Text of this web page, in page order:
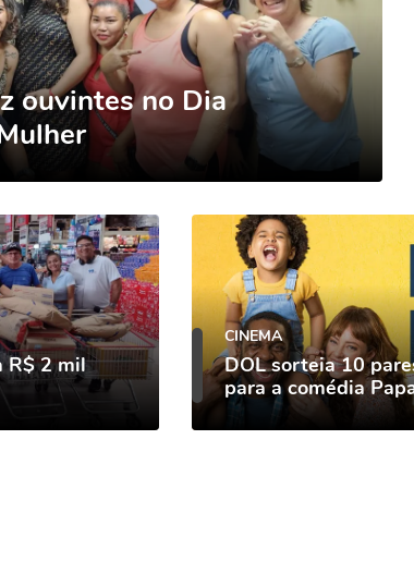
ouvintes no Dia
R$ 2 mil
CINEMA
DOL sorteia 10
para a comédia